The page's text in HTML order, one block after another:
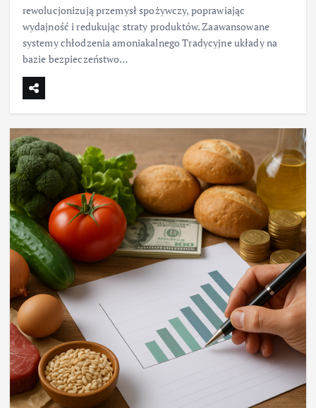
rewolucjonizują przemysł spożywczy, poprawiając
wydajność i redukując straty produktów. Zaawansowane
systemy chłodzenia amoniakalnego Tradycyjne układy na
bazie bezpieczeństwo…